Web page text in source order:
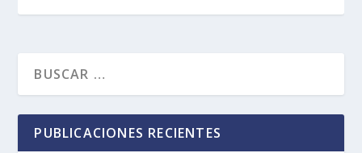
PUBLICACIONES RECIENTES